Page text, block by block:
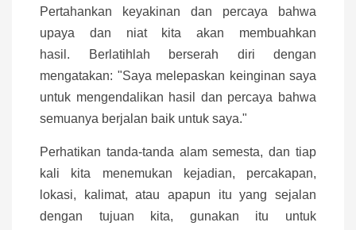
Pertahankan keyakinan dan percaya bahwa
upaya dan niat kita akan membuahkan
hasil. Berlatihlah berserah diri dengan
mengatakan: "Saya melepaskan keinginan saya
untuk mengendalikan hasil dan percaya bahwa
semuanya berjalan baik untuk saya."
Perhatikan tanda-tanda alam semesta, dan tiap
kali kita menemukan kejadian, percakapan,
lokasi, kalimat, atau apapun itu yang sejalan
dengan tujuan kita, gunakan itu untuk